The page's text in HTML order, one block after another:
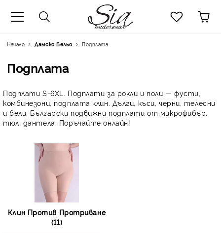
Начало Дамско Бельо Подплата
Подплата
Подплати S-6XL. Подплати за рокли и поли — фусти,
комбинезони, подплата клин. Дълги, къси, черни, телесни
и бели. Български подвижни подплати от микрофибър,
тюл, дантела. Поръчайте онлайн!
Клин Против Протриване
(11)